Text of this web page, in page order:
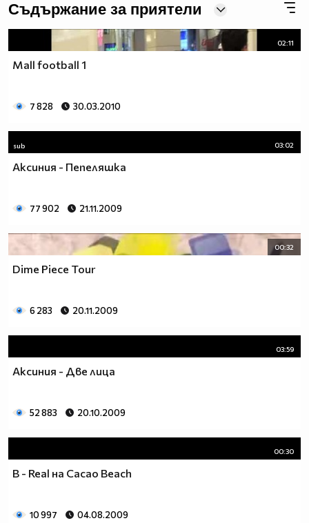
Съдържание за приятели
02:11
Mall football 1
7 828 30.03.2010
sub 03:02
Аксиния - Пепеляшка
77 902 21.11.2009
00:32
Dime Piece Tour
6 283 20.11.2009
03:59
Аксиния - Две лица
52 883 20.10.2009
00:30
B - Real на Cacao Beach
10 997 04.08.2009